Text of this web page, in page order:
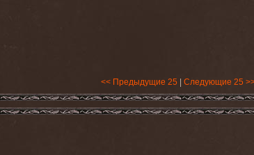
<< Предыдущие 25 Следующие 25